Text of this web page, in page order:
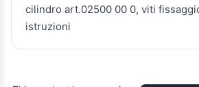
cilindro art.02500 00 0, viti
istruzioni